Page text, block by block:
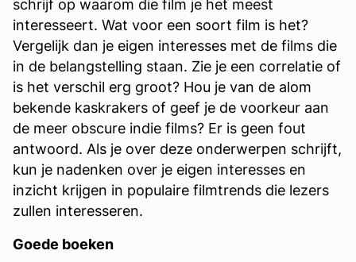
schrijf op waarom die film je het meest
interesseert. Wat voor een soort film is het?
Vergelijk dan je eigen interesses met de films die
in de belangstelling staan. Zie je een correlatie of
is het verschil erg groot? Hou je van de alom
bekende kaskrakers of geef je de voorkeur aan
de meer obscure indie films? Er is geen fout
antwoord. Als je over deze onderwerpen schrijft,
kun je nadenken over je eigen interesses en
inzicht krijgen in populaire filmtrends die lezers
zullen interesseren.
Goede boeken